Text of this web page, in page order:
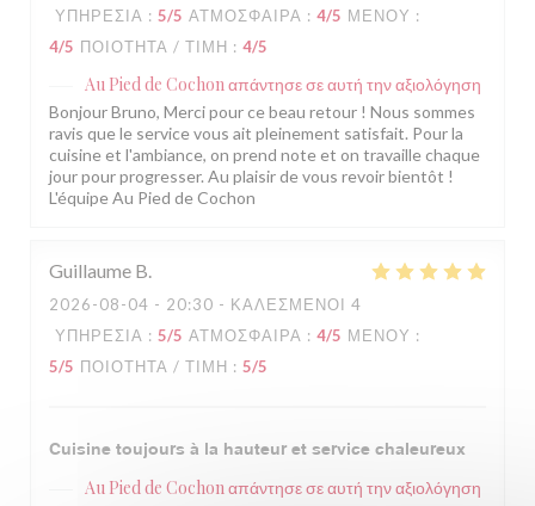
ΥΠΗΡΕΣΊΑ : 5/5 ΑΤΜΌΣΦΑΙΡΑ : 4/5 ΜΕΝΟΎ :
4/5 ΠΟΙΌΤΗΤΑ / ΤΙΜΉ : 4/5
Au Pied de Cochonαπάντησε σε αυτή την αξιολόγηση
Bonjour Bruno, Merci pour ce beau retour ! Nous sommes
ravis que le service vous ait pleinement satisfait. Pour la
cuisine et l'ambiance, on prend note et on travaille chaque
jour pour progresser. Au plaisir de vous revoir bientôt !
L'équipe Au Pied de Cochon
Guillaume B
2026-08-04 - 20:30 - ΚΑΛΕΣΜΈΝΟΙ 4
ΥΠΗΡΕΣΊΑ : 5/5 ΑΤΜΌΣΦΑΙΡΑ : 4/5 ΜΕΝΟΎ :
5/5 ΠΟΙΌΤΗΤΑ / ΤΙΜΉ : 5/5
Cuisine toujours à la hauteur et service chaleureux
Au Pied de Cochonαπάντησε σε αυτή την αξιολόγηση